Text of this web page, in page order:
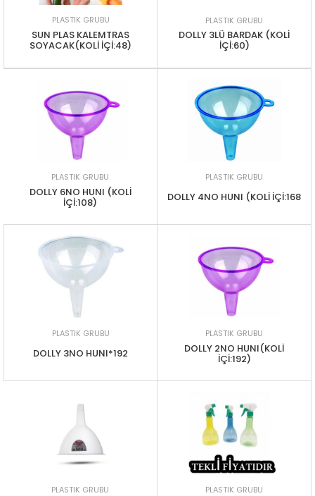
PLASTIK GRUBU
SUN PLAS KALEMTRAS
SOYACAK(KOLİ İÇİ:48)
PLASTIK GRUBU
DOLLY 3LÜ BARDAK (KOLİ
İÇİ:60)
PLASTIK GRUBU
DOLLY 6NO HUNI (KOLİ
İÇİ:108)
PLASTIK GRUBU
DOLLY 4NO HUNI (KOLİ İÇİ:168
PLASTIK GRUBU
DOLLY 3NO HUNI*192
PLASTIK GRUBU
DOLLY 2NO HUNI(KOLİ
İÇİ:192)
PLASTIK GRUBU PLASTIK GRUBU